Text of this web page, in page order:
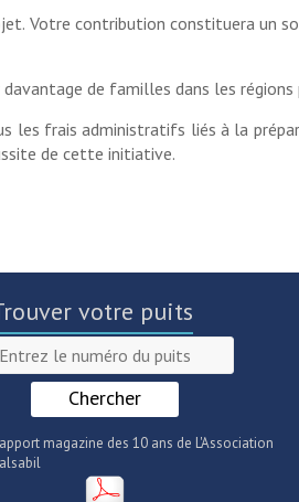
Votre contribution constituera un
de familles dans les régions
les frais administratifs liés à la
de cette initiative.
votre puits
magazine des 10 ans de L'Association